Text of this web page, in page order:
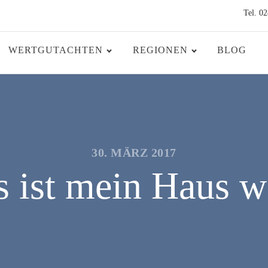
Tel.
WERTGUTACHTEN REGIONEN BLOG
30. MÄRZ 2017
ist mein Haus